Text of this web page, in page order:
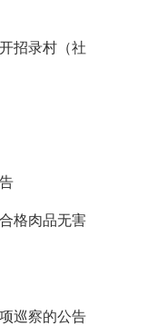
招录村（社
格肉品无害
巡察的公告